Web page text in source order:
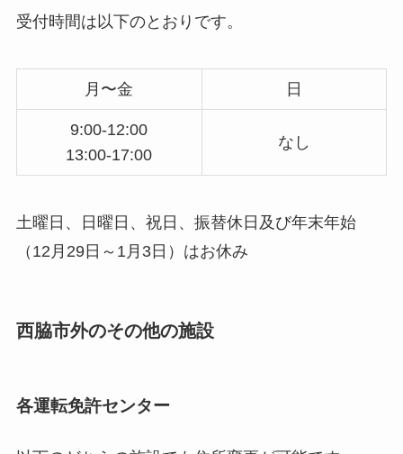
受付時間は以下のとおりです。
月〜金 日
9:00-12:00
13:00-17:00
なし
土曜日、日曜日、祝日、振替休日及び年末年始
（12月29日～1月3日）はお休み
西脇市外のその他の施設
各運転免許センター